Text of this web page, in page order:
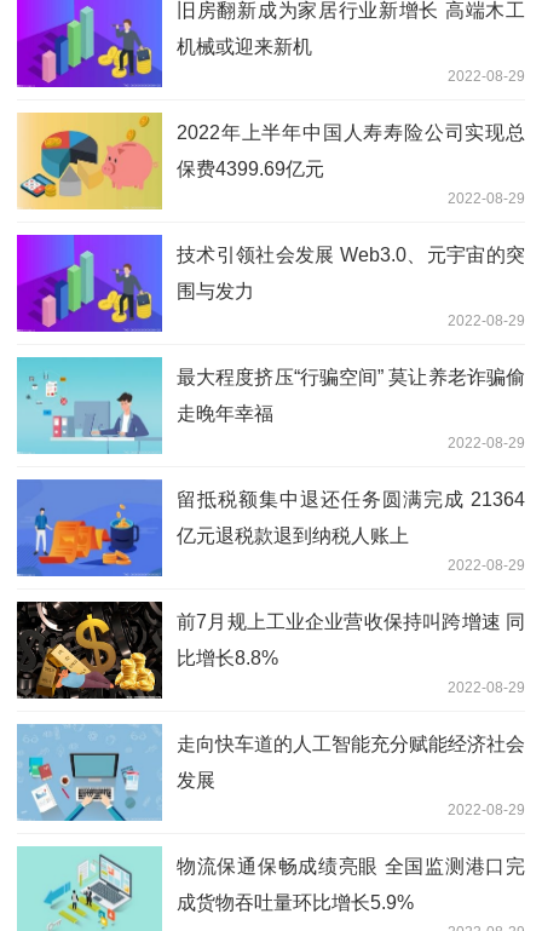
旧房翻新成为家居行业新增长 高端木工
机械或迎来新机
2022-08-29
2022年上半年中国人寿寿险公司实现总
保费4399.69亿元
2022-08-29
技术引领社会发展 Web3.0、元宇宙的突
围与发力
2022-08-29
最大程度挤压“行骗空间” 莫让养老诈骗偷
走晚年幸福
2022-08-29
留抵税额集中退还任务圆满完成 21364
亿元退税款退到纳税人账上
2022-08-29
前7月规上工业企业营收保持叫跨增速 同
比增长8.8%
2022-08-29
走向快车道的人工智能充分赋能经济社会
发展
2022-08-29
物流保通保畅成绩亮眼 全国监测港口完
成货物吞吐量环比增长5.9%